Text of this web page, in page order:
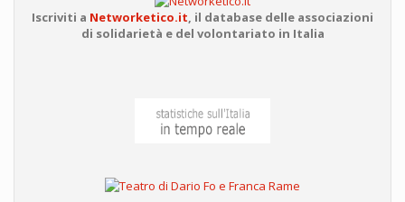
Iscriviti a Networketico.it, il database delle associazioni
di solidarietà e del volontariato in Italia